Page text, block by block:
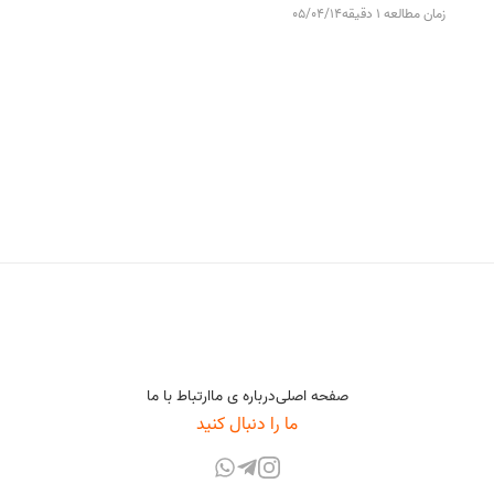
زمان مطالعه 1 دقیقه 05/04/14
صفحه اصلیدرباره ی ماارتباط با ما
ما را دنبال کنید